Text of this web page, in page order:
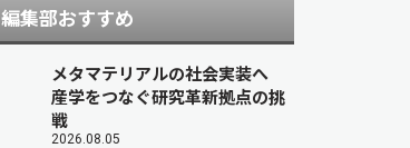
編集部おすすめ
メタマテリアルの社会実装へ
産学をつなぐ研究革新拠点の挑
戦
2026.08.05